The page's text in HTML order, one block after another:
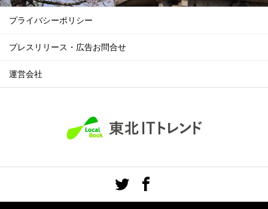
プライバシーポリシー
プレスリリース・広告お問合せ
運営会社